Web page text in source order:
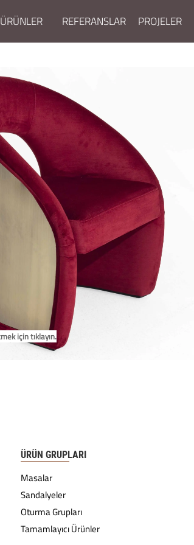
ÜRÜNLER REFERANSLAR PROJELER
ÜRÜN GRUPLARI
Masalar
Sandalyeler
Oturma Grupları
Tamamlayıcı Ürünler